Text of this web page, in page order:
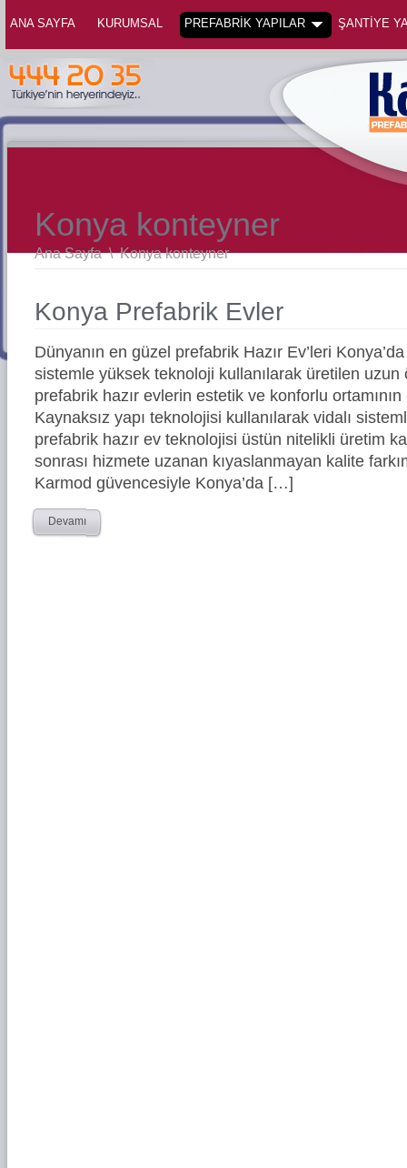
ANA SAYFA KURUMSAL PREFABRİK YAPILAR ŞANTİYE
Konya konteyner
Ana Sayfa \Konya konteyner
Konya Prefabrik Evler
Dünyanın en güzel prefabrik Hazır Ev’leri
sistemle yüksek teknoloji kullanılarak üretilen
prefabrik hazır evlerin estetik ve konforlu ortamının
Kaynaksız yapı teknolojisi kullanılarak vidalı
prefabrik hazır ev teknolojisi üstün nitelikli üretim
sonrası hizmete uzanan kıyaslanmayan kalite
Karmod güvencesiyle Konya’da […]
Devamı